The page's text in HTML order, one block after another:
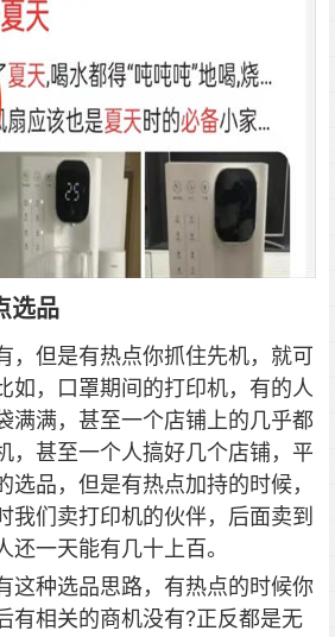
选品
，但是有热点你抓住先机，就可
如，口罩期间的打印机，有的人
满满，甚至一个店铺上的几乎都
，甚至一个人搞好几个店铺，平
选品，但是有热点加持的时候，
我们卖打印机的伙伴，后面卖到
一天能有几十上百。
这种选品思路，有热点的时候你
有相关的商机没有?正反都是无